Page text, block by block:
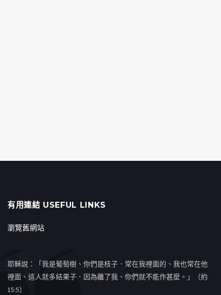
有用連結 USEFUL LINKS
瀏覽舊網站
耶穌說：「我是葡萄樹、你們是枝子．常在我裡面的、我也常在他
裡面、這人就多結果子．因為離了我、你們就不能作甚麼。」（約
15:5）